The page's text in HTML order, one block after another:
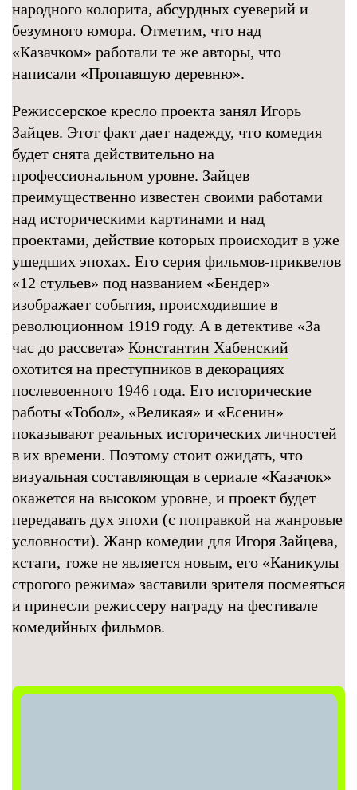
народного колорита, абсурдных суеверий и
безумного юмора. Отметим, что над
«Казачком» работали те же авторы, что
написали «Пропавшую деревню».
Режиссерское кресло проекта занял Игорь
Зайцев. Этот факт дает надежду, что комедия
будет снята действительно на
профессиональном уровне. Зайцев
преимущественно известен своими работами
над историческими картинами и над
проектами, действие которых происходит в уже
ушедших эпохах. Его серия фильмов-приквелов
«12 стульев» под названием «Бендер»
изображает события, происходившие в
революционном 1919 году. А в детективе «За
час до рассвета» Константин Хабенский
охотится на преступников в декорациях
послевоенного 1946 года. Его исторические
работы «Тобол», «Великая» и «Есенин»
показывают реальных исторических личностей
в их времени. Поэтому стоит ожидать, что
визуальная составляющая в сериале «Казачок»
окажется на высоком уровне, и проект будет
передавать дух эпохи (с поправкой на жанровые
условности). Жанр комедии для Игоря Зайцева,
кстати, тоже не является новым, его «Каникулы
строгого режима» заставили зрителя посмеяться
и принесли режиссеру награду на фестивале
комедийных фильмов.